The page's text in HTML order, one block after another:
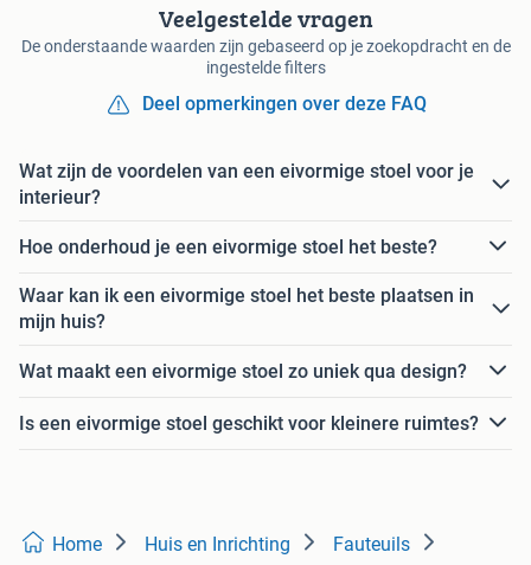
Veelgestelde vragen
De onderstaande waarden zijn gebaseerd op je zoekopdracht en de
ingestelde filters
Deel opmerkingen over deze FAQ
Wat zijn de voordelen van een eivormige stoel voor je
interieur?
Hoe onderhoud je een eivormige stoel het beste?
Waar kan ik een eivormige stoel het beste plaatsen in
mijn huis?
Wat maakt een eivormige stoel zo uniek qua design?
Is een eivormige stoel geschikt voor kleinere ruimtes?
Home Huis en Inrichting Fauteuils